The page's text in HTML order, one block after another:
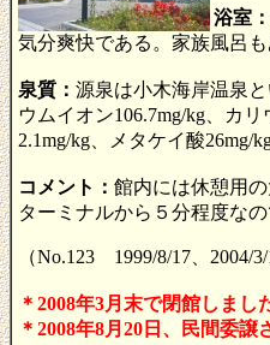
浴室：
気分爽快である。家族風呂
泉質： 源泉は小木海岸温泉
ウムイオン106.7mg/kg、カ
2.1mg/kg、メタケイ酸26mg/
コメント： 館内には休憩用
ターミナルから５分程度な
（No.123 1999/8/17、2004/
＊2008年3月末で閉館しまし
＊2008年8月20日、民間委